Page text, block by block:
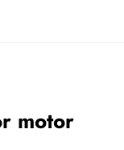
motor